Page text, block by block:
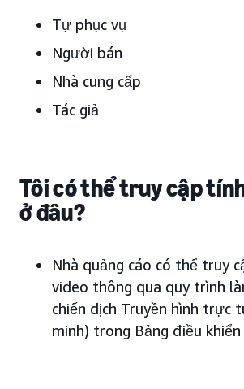
Tự phục vụ
Người bán
Nhà cung cấp
Tác giả
Tôi có thể truy cập
ở đâu?
Nhà quảng cáo có thể truy
video thông qua quy trình
chiến dịch Truyền hình trực
minh) trong Bảng điều khiển